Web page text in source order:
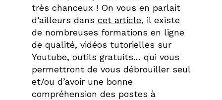
très chanceux ! On vous en parlait
d’ailleurs dans cet article, il existe
de nombreuses formations en ligne
de qualité, vidéos tutorielles sur
Youtube, outils gratuits… qui vous
permettront de vous débrouiller seul
et/ou d’avoir une bonne
compréhension des postes à